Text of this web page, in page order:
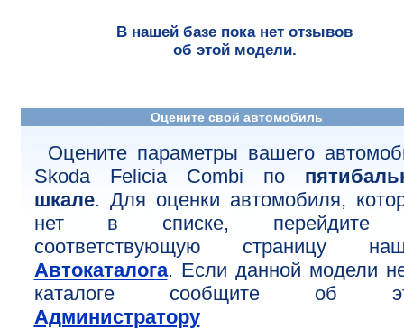
В нашей базе пока нет отзывов
об этой модели.
Оцените свой автомобиль
Оцените параметры вашего
Skoda Felicia Combi по
шкале. Для оценки автомобиля,
нет в списке, перейдите
соответствующую страницу
Автокаталога. Если данной модели
каталоге сообщите об
Администратору